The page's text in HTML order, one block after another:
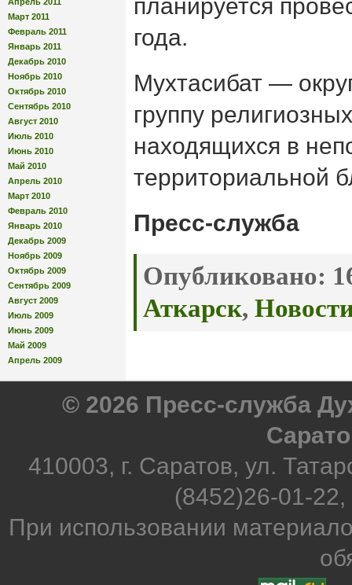
Март 2011
Февраль 2011
Январь 2011
Декабрь 2010
Ноябрь 2010
Октябрь 2010
Сентябрь 2010
Август 2010
Июль 2010
Июнь 2010
Май 2010
Апрель 2010
Март 2010
Февраль 2010
Январь 2010
Декабрь 2009
Ноябрь 2009
Октябрь 2009
Сентябрь 2009
Август 2009
Июль 2009
Июнь 2009
Май 2009
Апрель 2009
планируется
года.
Мухтасибат —
группу
находящихся в
территориальной
Пресс-служба
Опубликовано:
Аткарск,
© 2026 Пресс-служба
410003, г. Саратов, ул.
(8452)26-01-
При использовании